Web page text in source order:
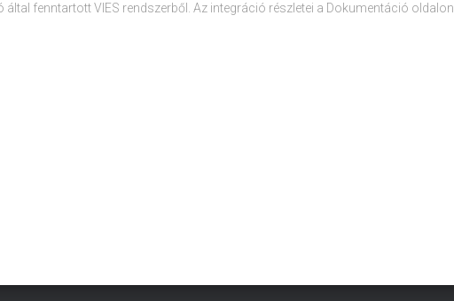
által fenntartott VIES rendszerből. Az integráció részletei a Dokumentáció oldalon.